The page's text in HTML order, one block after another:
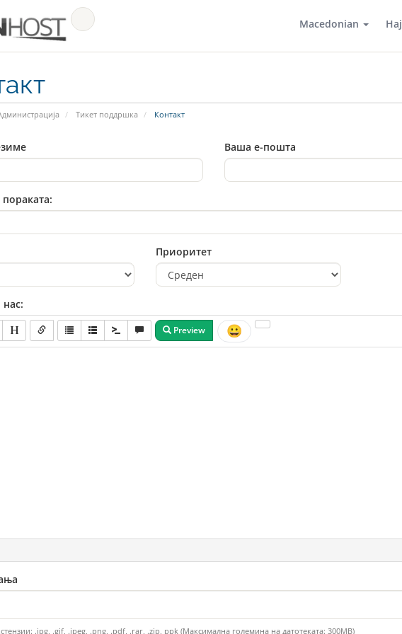
Macedonian
Тикет поддршка Контакт
Ваша е-пошта
Приоритет
Preview 😀
.jpg, .gif, .jpeg, .png, .pdf, .rar, .zip, ppk (Максимална големина на датотеката: 300MB)